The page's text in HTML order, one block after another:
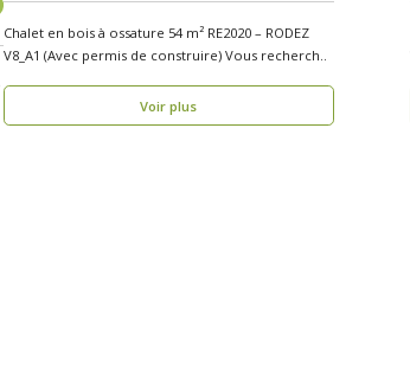
Chalet en bois à ossature 54 m² RE2020 – RODEZ
V8_A1 (Avec permis de construire) Vous recherch..
Voir plus